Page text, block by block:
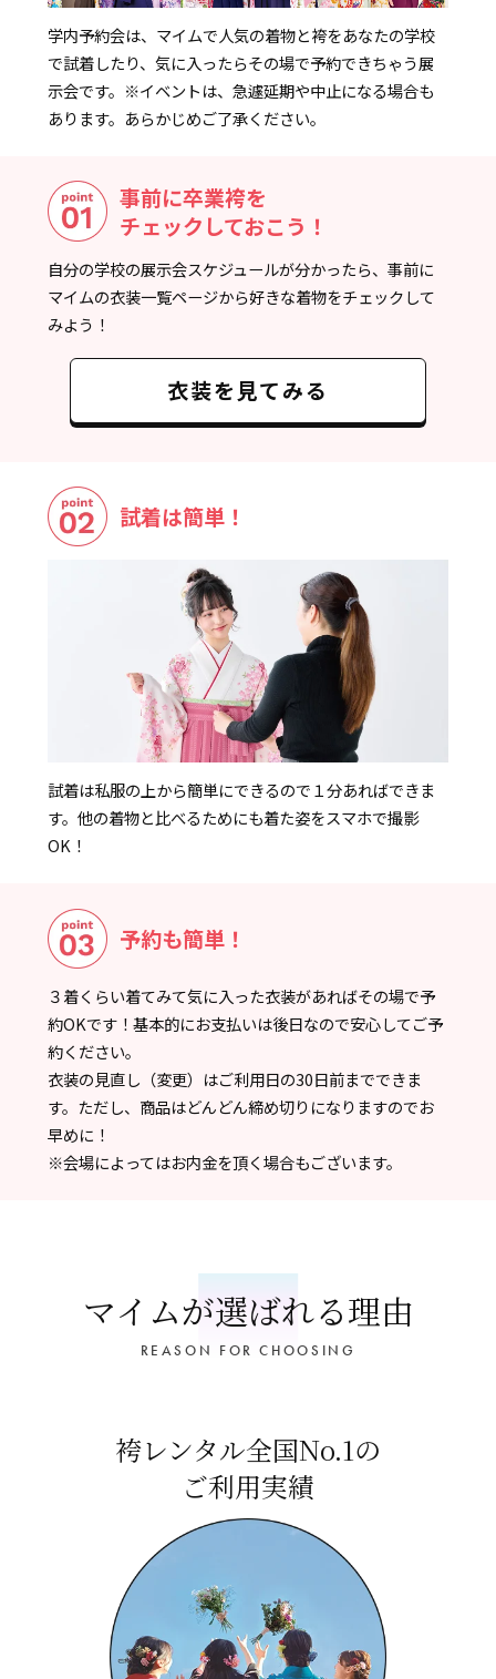
学内予約会は、マイムで人気の着物と袴をあなたの学校
で試着したり、気に入ったらその場で予約できちゃう展
示会です。 ※イベントは、急遽延期や中止になる場合も
あります。あらかじめご了承ください。
事前に卒業袴を
チェックしておこう！
自分の学校の展示会スケジュールが分かったら、事前に
マイムの衣装一覧ページから好きな着物をチェックして
みよう！
衣装を見てみる
試着は簡単！
試着は私服の上から簡単にできるので１分あればできま
す。他の着物と比べるためにも着た姿をスマホで撮影
OK！
予約も簡単！
３着くらい着てみて気に入った衣装があればその場で予
約OKです！基本的にお支払いは後日なので安心してご予
約ください。
衣装の見直し（変更）はご利用日の30日前までできま
す。ただし、商品はどんどん締め切りになりますのでお
早めに！
※会場によってはお内金を頂く場合もございます。
マイムが選ばれる理由
REASON FOR CHOOSING
袴レンタル全国No.1の
ご利用実績